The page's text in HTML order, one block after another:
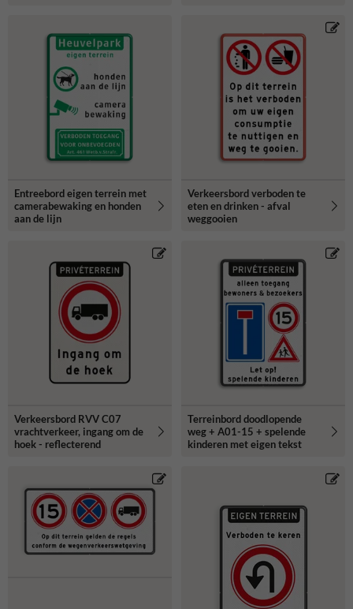
Entreebord eigen terrein met
camerabewaking en honden
aan de lijn
Verkeersbord verboden te
eten en drinken - afval
weggooien
Verkeersbord RVV C07
vrachtverkeer, ingang om de
hoek - reflecterend
Terreinbord doodlopende
weg + A01-15 + spelende
kinderen met eigen tekst